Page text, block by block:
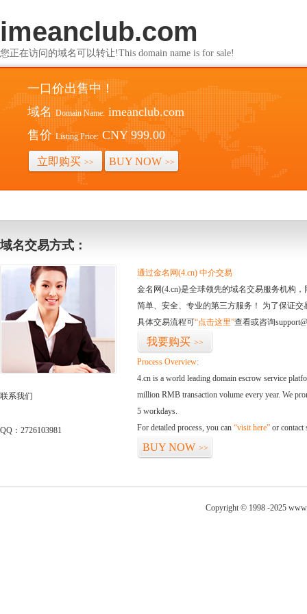
imeanclub.com
您正在访问的域名可以转让!This domain name is for sale!
一口价出售中！
域名 Domain Name: imeanclub.com
售价 Listing Price: CNY 999.00
立即购买 >> BUY NOW >>
域名交易方式：
联系我们
QQ：2726103981
通过金名网(4.cn) 中介交易
金名网(4.cn)是全球领先的域名交易服务机构
简单、安全、专业的第三方服务！ 为了保证
具体交易流程可“点击这里”查看或咨询
我要购买 >>
Process Overview:
4.cn is a world leading domain escrow service
million RMB transaction volume every year. We
5 workdays.
For detailed process, you can “visit here” or contact
BUY NOW >>
Copyright © 1998 -2025